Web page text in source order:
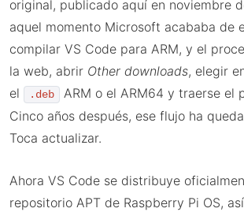
original, publicado aquí en noviembre
aquel momento Microsoft acababa de
compilar VS Code para ARM, y el
la web, abrir Other downloads, elegir
el
.deb
ARM o el ARM64 y traerse el
Cinco años después, ese flujo ha
Toca actualizar.
Ahora VS Code se distribuye
repositorio APT de Raspberry Pi OS,